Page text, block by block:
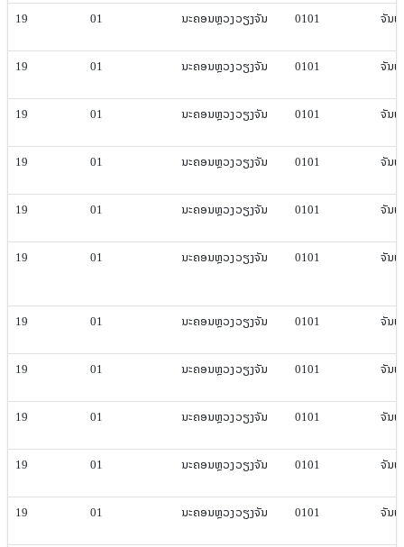
19 01 ນະຄອນຫຼວງ​ວຽງ​ຈັນ 0101 ຈັນ
19 01 ນະຄອນຫຼວງ​ວຽງ​ຈັນ 0101 ຈັນ
19 01 ນະຄອນຫຼວງ​ວຽງ​ຈັນ 0101 ຈັນ
19 01 ນະຄອນຫຼວງ​ວຽງ​ຈັນ 0101 ຈັນ
19 01 ນະຄອນຫຼວງ​ວຽງ​ຈັນ 0101 ຈັນ
19 01 ນະຄອນຫຼວງ​ວຽງ​ຈັນ 0101 ຈັນ
19 01 ນະຄອນຫຼວງ​ວຽງ​ຈັນ 0101 ຈັນ
19 01 ນະຄອນຫຼວງ​ວຽງ​ຈັນ 0101 ຈັນ
19 01 ນະຄອນຫຼວງ​ວຽງ​ຈັນ 0101 ຈັນ
19 01 ນະຄອນຫຼວງ​ວຽງ​ຈັນ 0101 ຈັນ
19 01 ນະຄອນຫຼວງ​ວຽງ​ຈັນ 0101 ຈັນ